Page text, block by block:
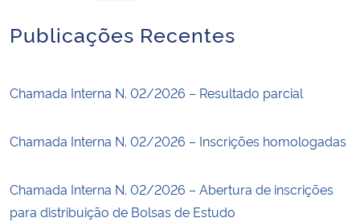
Ministério do Turismo
Publicações Recentes
Chamada Interna N. 02/2026 – Resultado parcial
Chamada Interna N. 02/2026 – Inscrições homologadas
Chamada Interna N. 02/2026 – Abertura de inscrições
para distribuição de Bolsas de Estudo